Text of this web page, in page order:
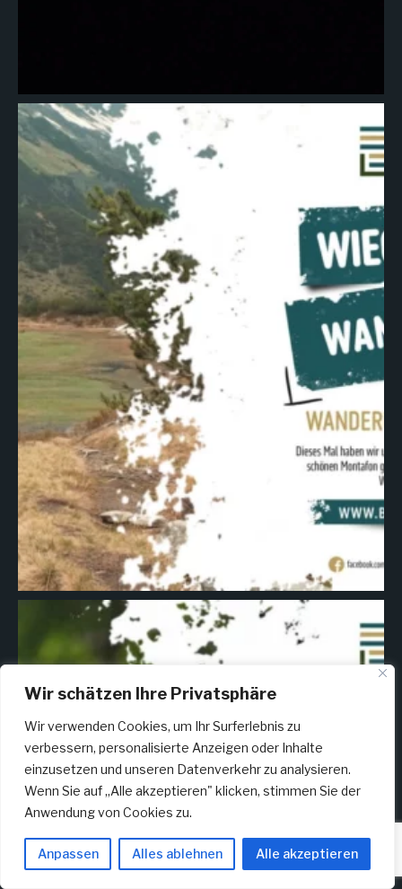
Wir schätzen Ihre Privatsphäre
Wir verwenden Cookies, um Ihr Surferlebnis zu
verbessern, personalisierte Anzeigen oder Inhalte
einzusetzen und unseren Datenverkehr zu analysieren.
Wenn Sie auf „Alle akzeptieren" klicken, stimmen Sie der
Anwendung von Cookies zu.
Anpassen Alles ablehnen Alle akzeptieren